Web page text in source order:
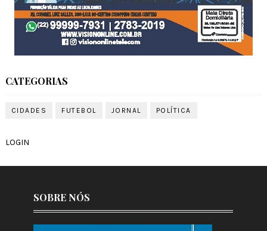
CATEGORIAS
CIDADES FUTEBOL JORNAL POLÍTICA
LOGIN
SOBRE NÓS